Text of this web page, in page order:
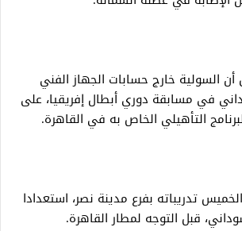
السولية خارج حسابات الجهاز الفني
في مسابقة دوري أبطال إفريقيا، على
التأهيلي الخاص به في القاهرة.
تدريباته بفرع مدينة نصر، استعدادا
قبل التوجه لمطار القاهرة.